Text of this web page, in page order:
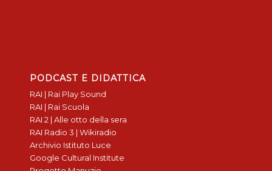
PODCAST E DIDATTICA
RAI | Rai Play Sound
RAI | Rai Scuola
RAI 2 | Alle otto della sera
RAI Radio 3 | Wikiradio
Archivio Istituto Luce
Google Cultural Institute